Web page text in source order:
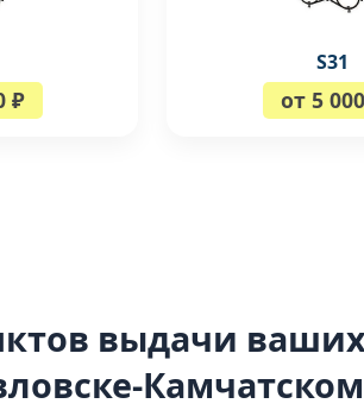
₽
S31
от 5
выдачи
Камчатском